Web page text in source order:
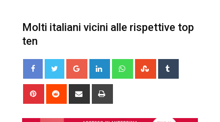
Molti italiani vicini alle rispettive top
ten
Google+ LinkedIn WhatsappStumbleUpon
Pinterest Reddit
Share